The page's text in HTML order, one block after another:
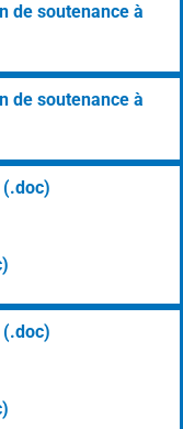
de soutenance à
de soutenance à